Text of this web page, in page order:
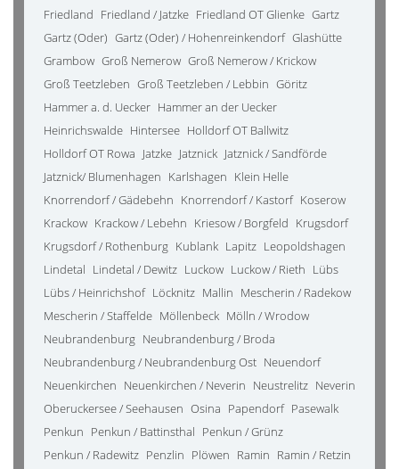
Friedland Friedland / Jatzke Friedland OT Glienke Gartz
Gartz (Oder) Gartz (Oder) / Hohenreinkendorf Glashütte
Grambow Groß Nemerow Groß Nemerow / Krickow
Groß Teetzleben Groß Teetzleben / Lebbin Göritz
Hammer a. d. Uecker Hammer an der Uecker
Heinrichswalde Hintersee Holldorf OT Ballwitz
Holldorf OT Rowa Jatzke Jatznick Jatznick / Sandförde
Jatznick/ Blumenhagen Karlshagen Klein Helle
Knorrendorf / Gädebehn Knorrendorf / Kastorf Koserow
Krackow Krackow / Lebehn Kriesow / Borgfeld Krugsdorf
Krugsdorf / Rothenburg Kublank Lapitz Leopoldshagen
Lindetal Lindetal / Dewitz Luckow Luckow / Rieth Lübs
Lübs / Heinrichshof Löcknitz Mallin Mescherin / Radekow
Mescherin / Staffelde Möllenbeck Mölln / Wrodow
Neubrandenburg Neubrandenburg / Broda
Neubrandenburg / Neubrandenburg Ost Neuendorf
Neuenkirchen Neuenkirchen / Neverin Neustrelitz Neverin
Oberuckersee / Seehausen Osina Papendorf Pasewalk
Penkun Penkun / Battinsthal Penkun / Grünz
Penkun / Radewitz Penzlin Plöwen Ramin Ramin / Retzin